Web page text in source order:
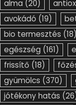
alma (20)
avokádó (19)
bio termesztés (18)
egészség (161)
frissítő (18)
gyümölcs (370)
jótékony hatás